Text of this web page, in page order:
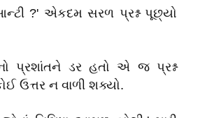
?' એકદમ સરળ પ્રશ્ન પૂછ્યો
પ્રશાંતને ડર હતો એ જ પ્રશ્ન
ઉત્તર ન વાળી શક્યો.